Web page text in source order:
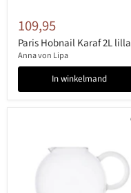
109,95
Paris Hobnail Karaf 2L lilla
Anna von Lipa
In winkelmand